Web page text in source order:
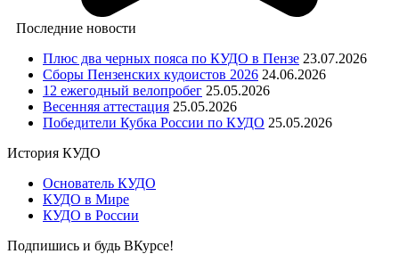
Последние новости
Плюс два черных пояса по КУДО в Пензе 23.07.2026
Сборы Пензенских кудоистов 2026 24.06.2026
12 ежегодный велопробег 25.05.2026
Весенняя аттестация 25.05.2026
Победители Кубка России по КУДО 25.05.2026
История КУДО
Основатель КУДО
КУДО в Мире
КУДО в России
Подпишись и будь ВКурсе!